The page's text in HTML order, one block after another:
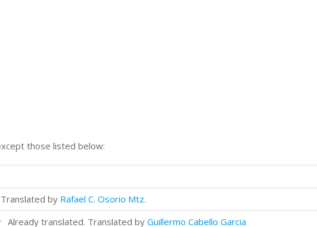
those listed below:
by Rafael C. Osorio Mtz.
Already translated. Translated by Guillermo Cabello Garcia